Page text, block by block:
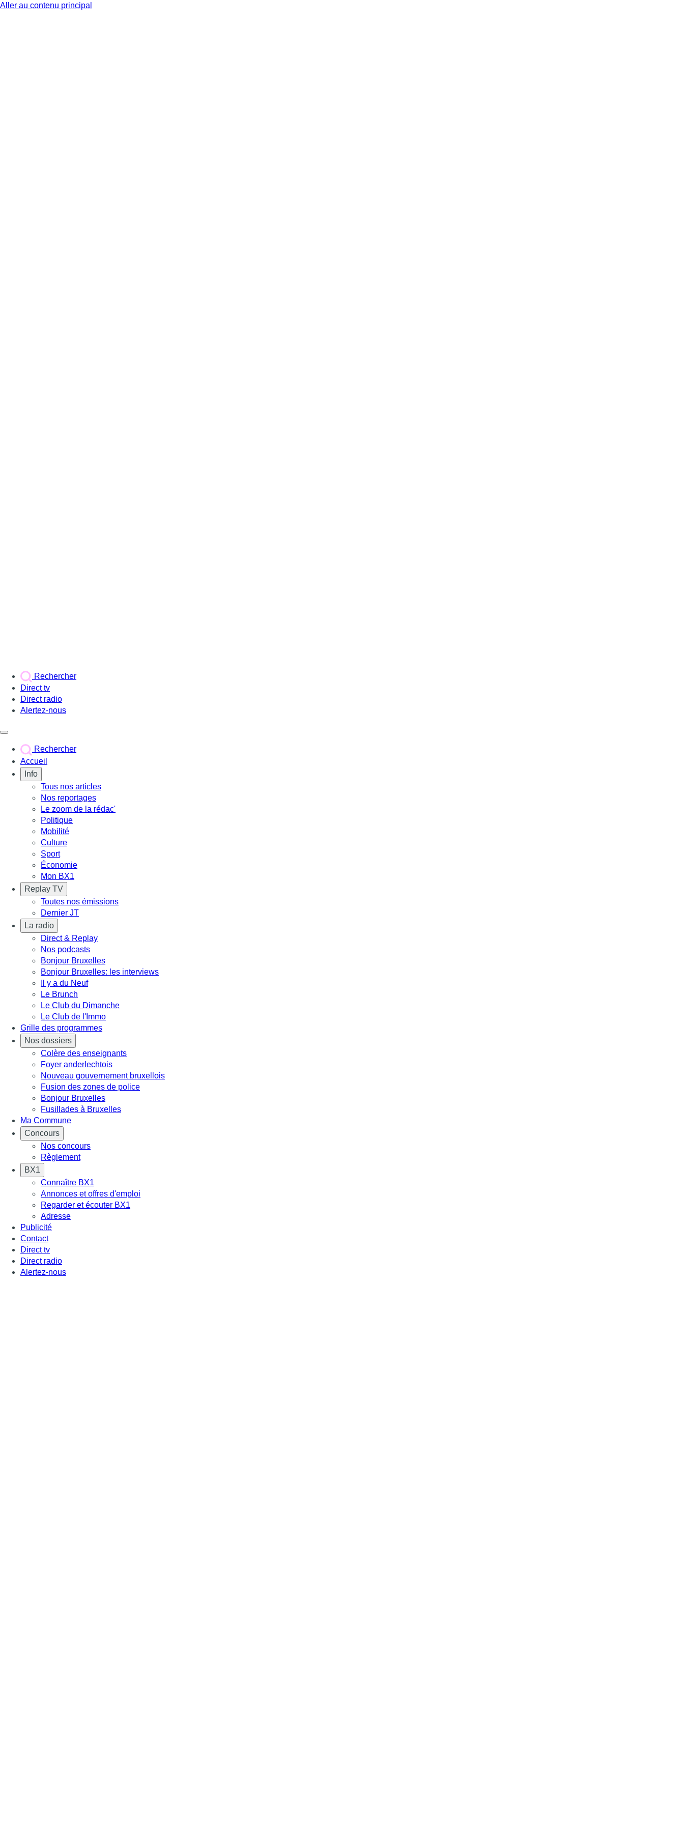
Aller au contenu principal
Rechercher
Direct tv
Direct radio
Alertez-nous
Rechercher
Accueil
Info
Tous nos articles
Nos reportages
Le zoom de la rédac'
Politique
Mobilité
Culture
Sport
Économie
Mon BX1
Replay TV
Toutes nos émissions
Dernier JT
La radio
Direct & Replay
Nos podcasts
Bonjour Bruxelles
Bonjour Bruxelles: les interviews
Il y a du Neuf
Le Brunch
Le Club du Dimanche
Le Club de l'Immo
Grille des programmes
Nos dossiers
Colère des enseignants
Foyer anderlechtois
Nouveau gouvernement bruxellois
Fusion des zones de police
Bonjour Bruxelles
Fusillades à Bruxelles
Ma Commune
Concours
Nos concours
Règlement
BX1
Connaître BX1
Annonces et offres d'emploi
Regarder et écouter BX1
Adresse
Publicité
Contact
Direct tv
Direct radio
Alertez-nous